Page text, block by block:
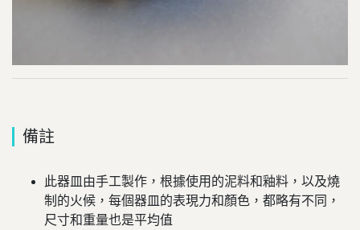
備註
此器皿由手工製作，根據使用的泥料和釉料，以及燒
制的火候，每個器皿的表現力和顏色，都略有不同，
尺寸和重量也是平均值